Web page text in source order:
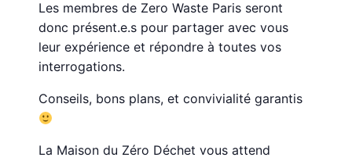
Les membres de Zero Waste Paris seront
donc présent.e.s pour partager avec vous
leur expérience et répondre à toutes vos
interrogations.
Conseils, bons plans, et convivialité garantis
La Maison du Zéro Déchet vous attend